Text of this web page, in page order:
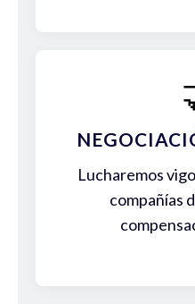
Lucharemos
compañías